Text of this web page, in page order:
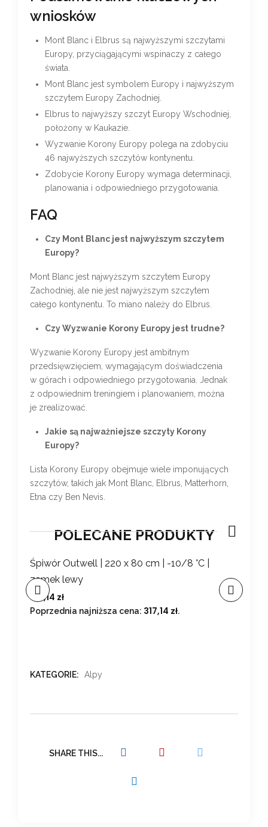
wniosków
Mont Blanc i Elbrus są najwyższymi szczytami
Europy, przyciągającymi wspinaczy z całego
świata.
Mont Blanc jest symbolem Europy i najwyższym
szczytem Europy Zachodniej.
Elbrus to najwyższy szczyt Europy Wschodniej,
położony w Kaukazie.
Wyzwanie Korony Europy polega na zdobyciu
46 najwyższych szczytów kontynentu.
Zdobycie Korony Europy wymaga determinacji,
planowania i odpowiedniego przygotowania.
FAQ
Czy Mont Blanc jest najwyższym szczytem
Europy?
Mont Blanc jest najwyższym szczytem Europy
Zachodniej, ale nie jest najwyższym szczytem
całego kontynentu. To miano należy do Elbrus.
Czy Wyzwanie Korony Europy jest trudne?
Wyzwanie Korony Europy jest ambitnym
przedsięwzięciem, wymagającym doświadczenia
w górach i odpowiedniego przygotowania. Jednak
z odpowiednim treningiem i planowaniem, można
je zrealizować.
Jakie są najważniejsze szczyty Korony
Europy?
Lista Korony Europy obejmuje wiele imponujących
szczytów, takich jak Mont Blanc, Elbrus, Matterhorn,
Etna czy Ben Nevis.
POLECANE PRODUKTY
Śpiwór Outwell | 220 x 80 cm | -10/8 °C |
zamek lewy
317,14 zł
Poprzednia najniższa cena: 317,14 zł.
KATEGORIE: Alpy
SHARE THIS...